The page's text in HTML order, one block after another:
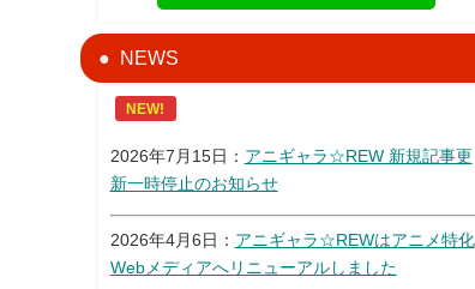
NEWS
NEW!
2026年7月15日： アニギャラ☆REW 新規記事更
新一時停止のお知らせ
2026年4月6日： アニギャラ☆REWはアニメ特化
Webメディアへリニューアルしました